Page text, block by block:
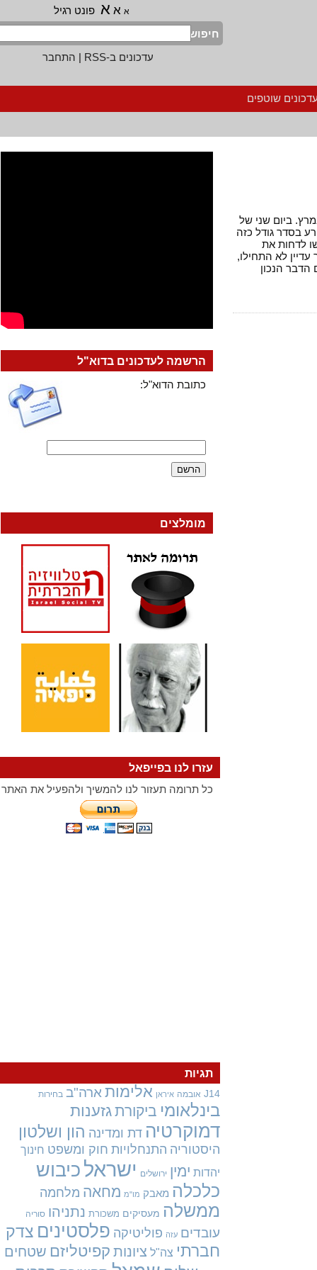
א א פונט רגיל
חיפוש
עדכונים ב-RSS
|התחבר
שוטפים
היתה אמורה להתקיים ב-26 במרץ. ביום שני של
גודל כזה
את
לא התחילו,
הנכון
הרשמה לעדכונים בדוא"ל
כתובת הדוא"ל:
מומלצים
עזרו לנו בפייפאל
כל תרומה תעזור לנו להמשיך ולהפעיל את האתר
תגיות
J14 אובמה איראן אלימות ארה"ב בחירות
בינלאומיביקורתגזענות
דמוקרטיה דת ומדינההון ושלטון
היסטוריה התנחלויות חוק ומשפט חינוך
יהדות ימין ירושלים ישראלכיבוש
כלכלה מאבק מו"מ מחאהמלחמה
ממשלה מעסיקים משכורת נתניהו סוריה
עובדים עזה פוליטיקה פלסטיניםצדק
חברתי צה"ל ציונותקפיטליזםשטחים